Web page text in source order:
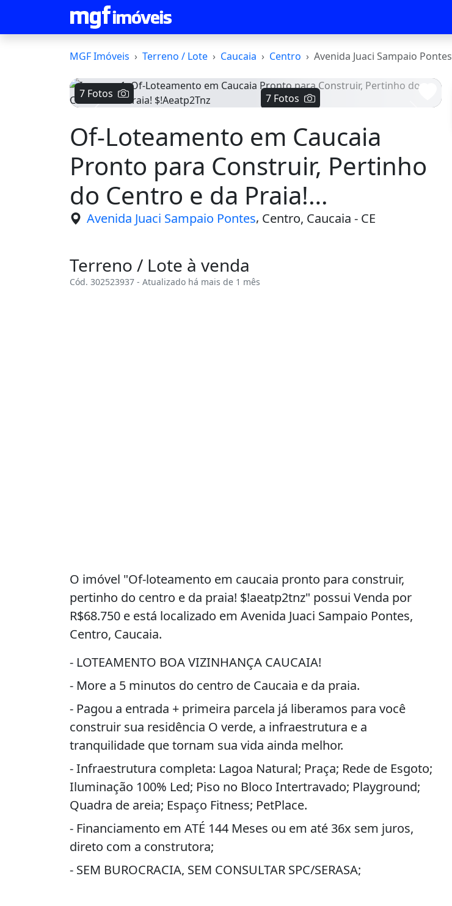
MGF Imóveis Terreno / Lote Caucaia Centro Avenida Juaci Sampaio Pontes
7 Fotos
7 Fotos
Of-Loteamento em Caucaia
Pronto para Construir, Pertinho
do Centro e da Praia!
$!Aeatp2Tnz
Avenida Juaci Sampaio Pontes, Centro, Caucaia - CE
Terreno / Lote à venda
Cód. 302523937 - Atualizado há mais de 1 mês
O imóvel "Of-loteamento em caucaia pronto para construir,
pertinho do centro e da praia! $!aeatp2tnz" possui Venda por
R$68.750 e está localizado em Avenida Juaci Sampaio Pontes,
Centro, Caucaia.
- LOTEAMENTO BOA VIZINHANÇA CAUCAIA!
- More a 5 minutos do centro de Caucaia e da praia.
- Pagou a entrada + primeira parcela já liberamos para você
construir sua residência O verde, a infraestrutura e a
tranquilidade que tornam sua vida ainda melhor.
- Infraestrutura completa: Lagoa Natural; Praça; Rede de Esgoto;
Iluminação 100% Led; Piso no Bloco Intertravado; Playground;
Quadra de areia; Espaço Fitness; PetPlace.
- Financiamento em ATÉ 144 Meses ou em até 36x sem juros,
direto com a construtora;
- SEM BUROCRACIA, SEM CONSULTAR SPC/SERASA;